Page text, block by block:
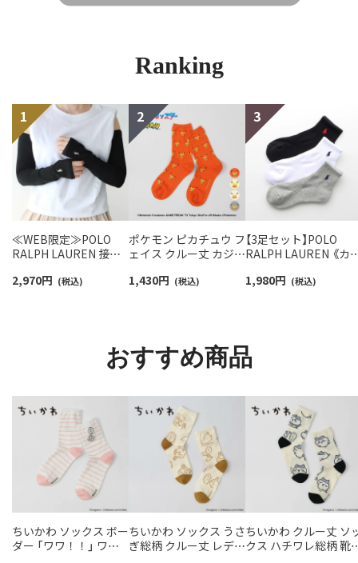
Ranking
≪WEB限定≫POLO
RALPH LAUREN 接触
ームカバー ＆ レッグウ
2,970円 (税込)
ポケモン ピカチュウ フ
ェイス クルー丈 カジュ
ス 日本製 03307006
1,430円 (税込)
【3足セット】POLO
RALPH LAUREN 《カ
アーチサポート ワンポ
1,980円 (税込)
おすすめ商品
ちいかわ ソックス ボー
ダー 「ワワ！！」 ワン
ちいかわ ソックス うさ
ぎ総柄 クルー丈 レディ
ちいかわ クルー丈 ソ
クス ハチワレ総柄 靴